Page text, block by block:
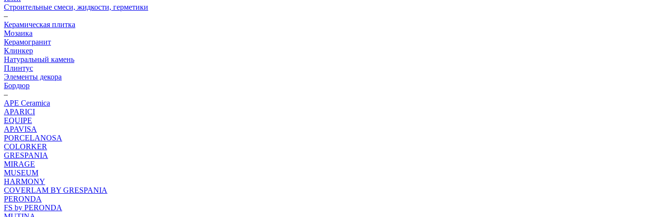
Строительные смеси, жидкости, герметики
–
Керамическая плитка
Мозаика
Керамогранит
Клинкер
Натуральный камень
Плинтус
Элементы декора
Бордюр
–
APE Ceramica
APARICI
EQUIPE
APAVISA
PORCELANOSA
COLORKER
GRESPANIA
MIRAGE
MUSEUM
HARMONY
COVERLAM BY GRESPANIA
PERONDA
FS by PERONDA